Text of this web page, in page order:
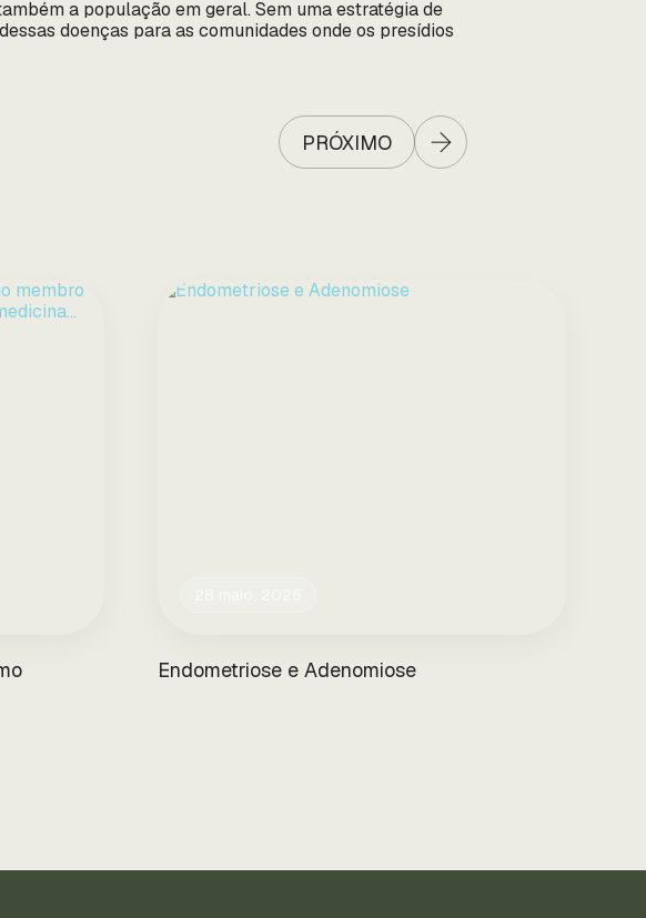
a população em geral. Sem uma estratégia de
doenças para as comunidades onde os presídios
PRÓXIMO
Endometriose e Adenomiose